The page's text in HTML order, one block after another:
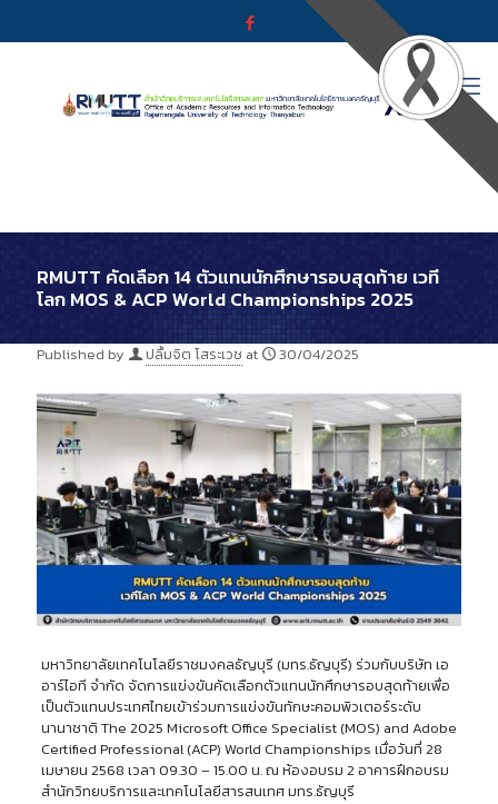
RMUTT คัดเลือก 14 ตัวแทนนักศึกษารอบสุดท้าย เวที
โลก MOS & ACP World Championships 2025
Published by ปลื้มจิต โสระเวช at 30/04/2025
มหาวิทยาลัยเทคโนโลยีราชมงคลธัญบุรี (มทร.ธัญบุรี) ร่วมกับบริษัท เอ
อาร์ไอที จำกัด จัดการแข่งขันคัดเลือกตัวแทนนักศึกษารอบสุดท้ายเพื่อ
เป็นตัวแทนประเทศไทยเข้าร่วมการแข่งขันทักษะคอมพิวเตอร์ระดับ
นานาชาติ The 2025 Microsoft Office Specialist (MOS) and Adobe
Certified Professional (ACP) World Championships เมื่อวันที่ 28
เมษายน 2568 เวลา 09.30 – 15.00 น. ณ ห้องอบรม 2 อาคารฝึกอบรม
สำนักวิทยบริการและเทคโนโลยีสารสนเทศ มทร.ธัญบุรี